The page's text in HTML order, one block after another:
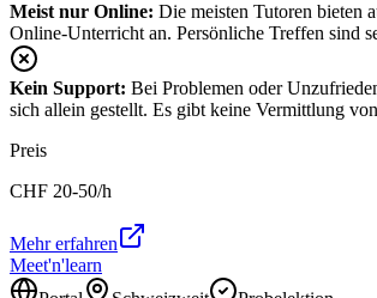
Meist nur Online: Die meisten Tutoren bieten
Online-Unterricht an. Persönliche Treffen sind
Kein Support: Bei Problemen oder
sich allein gestellt. Es gibt keine Vermittlung
Preis
CHF 20-50/h
Mehr erfahren
Meet'n'learn